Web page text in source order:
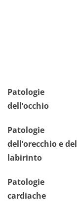
Patologie
dell’occhio
Patologie
dell’orecchio e del
labirinto
Patologie
cardiache